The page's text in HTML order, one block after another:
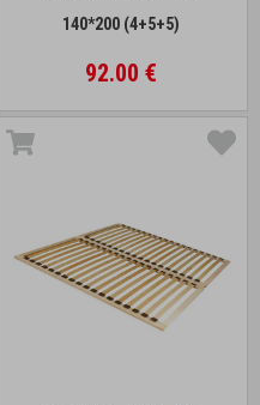
140*200 (4+5+5)
92.00 €